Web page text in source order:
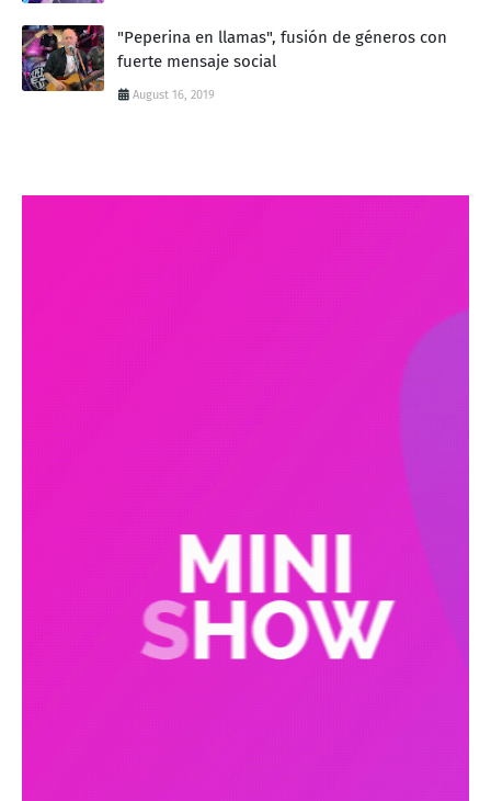
"Peperina en llamas", fusión de géneros con
fuerte mensaje social
August 16, 2019